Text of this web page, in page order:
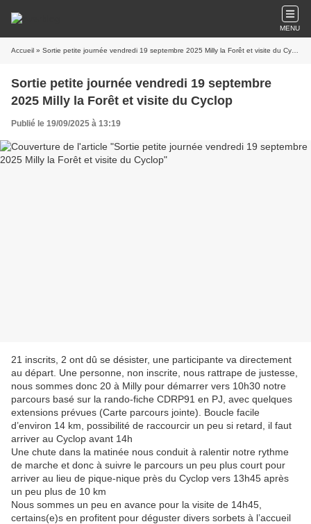
MENU
Accueil » Sortie petite journée vendredi 19 septembre 2025 Milly la Forêt et visite du Cyclop
Sortie petite journée vendredi 19 septembre
2025 Milly la Forêt et visite du Cyclop
Publié le 19/09/2025 à 13:19
21 inscrits, 2 ont dû se désister, une participante va directement
au départ. Une personne, non inscrite, nous rattrape de justesse,
nous sommes donc 20 à Milly pour démarrer vers 10h30 notre
parcours basé sur la rando-fiche CDRP91 en PJ, avec quelques
extensions prévues (Carte parcours jointe). Boucle facile
d’environ 14 km, possibilité de raccourcir un peu si retard, il faut
arriver au Cyclop avant 14h
Une chute dans la matinée nous conduit à ralentir notre rythme
de marche et donc à suivre le parcours un peu plus court pour
arriver au lieu de pique-nique près du Cyclop vers 13h45 après
un peu plus de 10 km
Nous sommes un peu en avance pour la visite de 14h45,
certains(e)s en profitent pour déguster divers sorbets à l’accueil